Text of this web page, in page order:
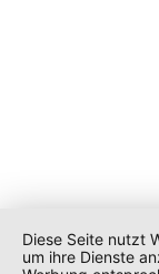
Diese Seite nutzt
um ihre Dienste